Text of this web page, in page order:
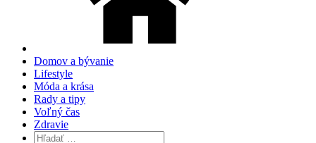
Domov a bývanie
Lifestyle
Móda a krása
Rady a tipy
Voľný čas
Zdravie
Hľadať: